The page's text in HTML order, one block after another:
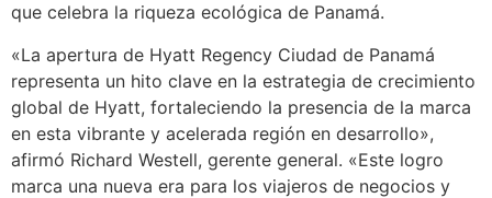
que celebra la riqueza ecológica de Panamá.
«La apertura de Hyatt Regency Ciudad de Panamá
representa un hito clave en la estrategia de crecimiento
global de Hyatt, fortaleciendo la presencia de la marca
en esta vibrante y acelerada región en desarrollo»,
afirmó Richard Westell, gerente general. «Este logro
marca una nueva era para los viajeros de negocios y